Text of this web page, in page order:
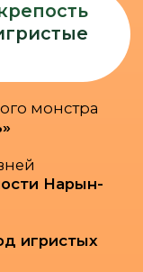
97% рекомендуют нас